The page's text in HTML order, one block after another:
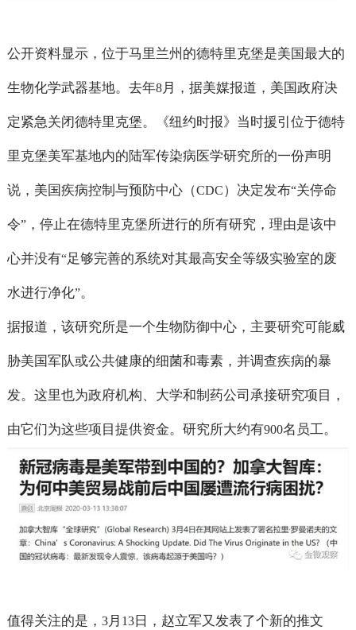
公开资料显示，位于马里兰州的德特里克堡是美国最大的
生物化学武器基地。去年8月，据美媒报道，美国政府决
定紧急关闭德特里克堡。《纽约时报》当时援引位于德特
里克堡美军基地内的陆军传染病医学研究所的一份声明
说，美国疾病控制与预防中心（CDC）决定发布“关停命
令”，停止在德特里克堡所进行的所有研究，理由是该中
心并没有“足够完善的系统对其最高安全等级实验室的废
水进行净化”。
据报道，该研究所是一个生物防御中心，主要研究可能威
胁美国军队或公共健康的细菌和毒素，并调查疾病的暴
发。这里也为政府机构、大学和制药公司承接研究项目，
由它们为这些项目提供资金。研究所大约有900名员工。
值得关注的是， 3月 13日，赵立军又发表了个新的推文